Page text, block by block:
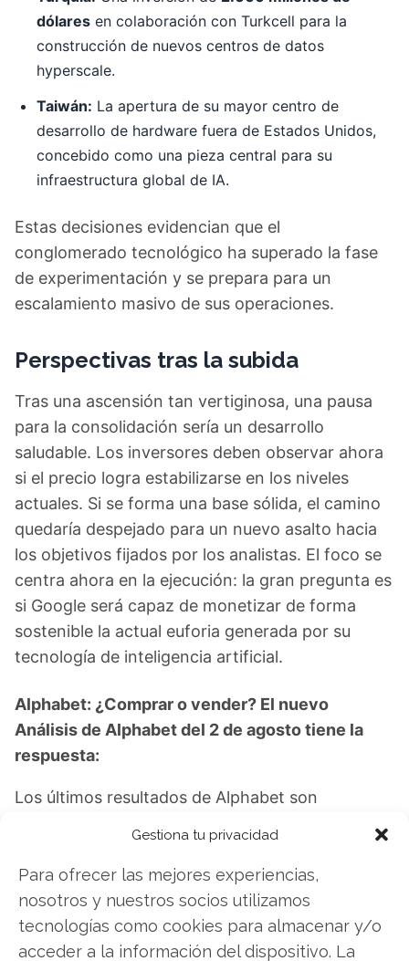
Gestiona tu privacidad
Para ofrecer las mejores experiencias,
nosotros y nuestros socios utilizamos
tecnologías como cookies para almacenar y/o
acceder a la información del dispositivo. La
dólares en colaboración con Turkcell para la
construcción de nuevos centros de datos
hyperscale.
Taiwán: La apertura de su mayor centro de
desarrollo de hardware fuera de Estados Unidos,
concebido como una pieza central para su
infraestructura global de IA.
Estas decisiones evidencian que el
conglomerado tecnológico ha superado la fase
de experimentación y se prepara para un
escalamiento masivo de sus operaciones.
Perspectivas tras la subida
Tras una ascensión tan vertiginosa, una pausa
para la consolidación sería un desarrollo
saludable. Los inversores deben observar ahora
si el precio logra estabilizarse en los niveles
actuales. Si se forma una base sólida, el camino
quedaría despejado para un nuevo asalto hacia
los objetivos fijados por los analistas. El foco se
centra ahora en la ejecución: la gran pregunta es
si Google será capaz de monetizar de forma
sostenible la actual euforia generada por su
tecnología de inteligencia artificial.
Alphabet: ¿Comprar o vender? El nuevo
Análisis de Alphabet del 2 de agosto tiene la
respuesta:
Los últimos resultados de Alphabet son
los inversores de Alphabet. ¿Merece la pena
invertir o es momento de vender? En el Análisis
gratuito actual del 2 de agosto descubrirá
exactamente qué hacer.